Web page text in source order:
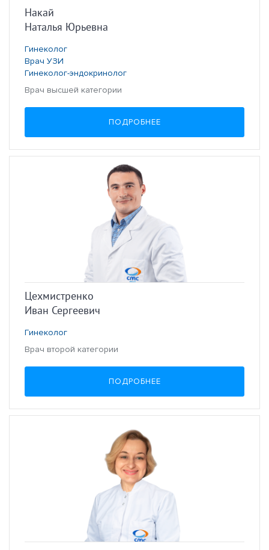
Накай
Наталья Юрьевна
Гинеколог
Врач УЗИ
Гинеколог-эндокринолог
Врач высшей категории
ПОДРОБНЕЕ
Цехмистренко
Иван Сергеевич
Гинеколог
Врач второй категории
ПОДРОБНЕЕ